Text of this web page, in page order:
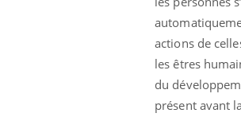
actions de
les êtres
du
présent avant